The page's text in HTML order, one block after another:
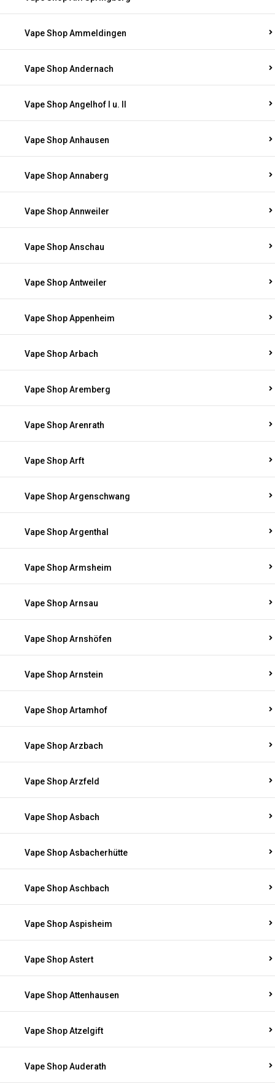
Vape Shop Ammeldingen
Vape Shop Andernach
Vape Shop Angelhof I u. II
Vape Shop Anhausen
Vape Shop Annaberg
Vape Shop Annweiler
Vape Shop Anschau
Vape Shop Antweiler
Vape Shop Appenheim
Vape Shop Arbach
Vape Shop Aremberg
Vape Shop Arenrath
Vape Shop Arft
Vape Shop Argenschwang
Vape Shop Argenthal
Vape Shop Armsheim
Vape Shop Arnsau
Vape Shop Arnshöfen
Vape Shop Arnstein
Vape Shop Artamhof
Vape Shop Arzbach
Vape Shop Arzfeld
Vape Shop Asbach
Vape Shop Asbacherhütte
Vape Shop Aschbach
Vape Shop Aspisheim
Vape Shop Astert
Vape Shop Attenhausen
Vape Shop Atzelgift
Vape Shop Auderath